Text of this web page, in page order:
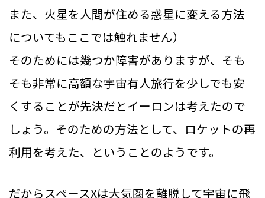
また、火星を人間が住める惑星に変える方法
についてもここでは触れません）
そのためには幾つか障害がありますが、そも
そも非常に高額な宇宙有人旅行を少しでも安
くすることが先決だとイーロンは考えたので
しょう。そのための方法として、ロケットの再
利用を考えた、ということのようです。
だからスペースXは大気圏を離脱して宇宙に飛